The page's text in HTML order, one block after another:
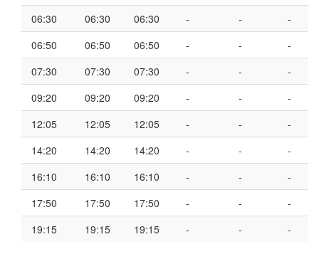
06:30
06:30 06:30 - -
-
06:50
06:50 06:50 - -
-
07:30
07:30 07:30 - -
-
09:20
09:20 09:20 - -
-
12:05
12:05 12:05 - -
-
14:20
14:20 14:20 - -
-
16:10
16:10 16:10 - -
-
17:50
17:50 17:50 - -
-
19:15
19:15 19:15 - - -